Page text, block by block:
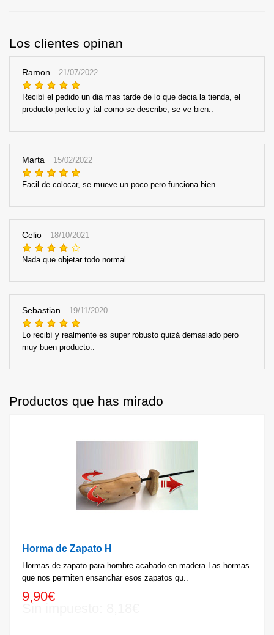
Los clientes opinan
Ramon 21/07/2022
Recibí el pedido un dia mas tarde de lo que decia la tienda, el
producto perfecto y tal como se describe, se ve bien..
Marta 15/02/2022
Facil de colocar, se mueve un poco pero funciona bien..
Celio 18/10/2021
Nada que objetar todo normal..
Sebastian 19/11/2020
Lo recibí y realmente es super robusto quizá demasiado pero
muy buen producto..
Productos que has mirado
Horma de Zapato H
Hormas de zapato para hombre acabado en madera.Las hormas
que nos permiten ensanchar esos zapatos qu..
9,90€